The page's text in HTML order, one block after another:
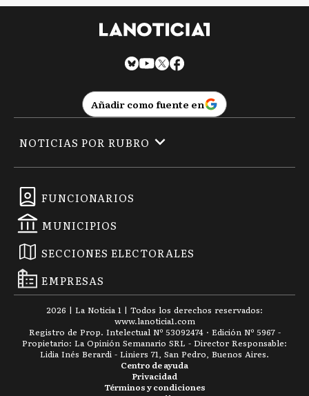
Añadir como fuente en
FUNCIONARIOS
MUNICIPIOS
SECCIONES ELECTORALES
EMPRESAS
NOTICIAS POR RUBRO
2026 | La Noticia 1 | Todos los derechos reservados:
www.lanoticia1.com
Registro de Prop. Intelectual Nº 53092474 · Edición Nº 5967 -
Propietario: La Opinión Semanario SRL - Director Responsable:
Lidia Inés Berardi - Liniers 71, San Pedro, Buenos Aires.
Términos y condiciones
Privacidad
Centro de ayuda